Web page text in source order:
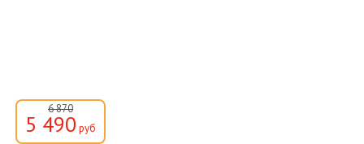
6 870
5 490 руб